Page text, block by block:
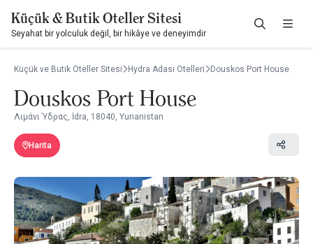
Küçük & Butik Oteller Sitesi
Seyahat bir yolculuk değil, bir hikâye ve deneyimdir
Küçük ve Butik Oteller Sitesi Hydra Adası Otelleri Douskos Port House
Douskos Port House
Λιμάνι Ύδρας, İdra, 18040, Yunanistan
Harita